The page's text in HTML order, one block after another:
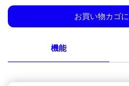
お買い物カゴ
機能